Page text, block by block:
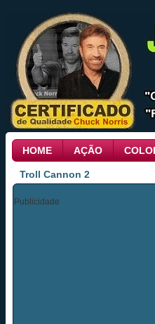
HOME AÇÃO
Troll Cannon 2
Publicidade